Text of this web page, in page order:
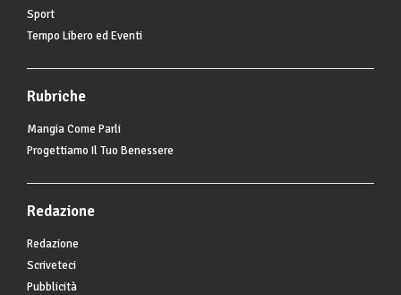
Sport
Tempo Libero ed Eventi
Rubriche
Mangia Come Parli
Progettiamo Il Tuo Benessere
Redazione
Redazione
Scriveteci
Pubblicità